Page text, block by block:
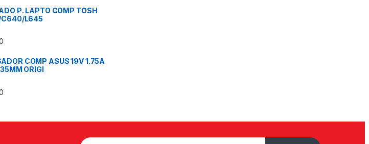
P. LAPTO COMP TOSH
L645
COMP ASUS 19V 1.75A
ORIGI